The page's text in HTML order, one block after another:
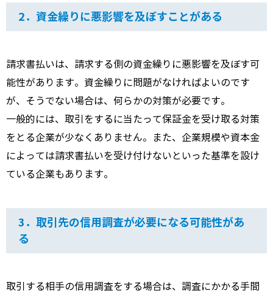
2．資金繰りに悪影響を及ぼすことがある
請求書払いは、請求する側の資金繰りに悪影響を及ぼす可
能性があります。資金繰りに問題がなければよいのです
が、そうでない場合は、何らかの対策が必要です。
一般的には、取引をするに当たって保証金を受け取る対策
をとる企業が少なくありません。また、企業規模や資本金
によっては請求書払いを受け付けないといった基準を設け
ている企業もあります。
3．取引先の信用調査が必要になる可能性があ
る
取引する相手の信用調査をする場合は、調査にかかる手間